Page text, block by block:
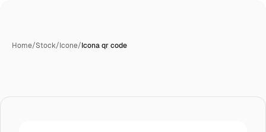
Home/Stock/Icone/Icona qr code